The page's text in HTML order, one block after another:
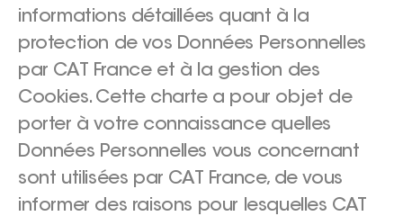
informations détaillées quant à la
protection de vos Données Personnelles
par CAT France et à la gestion des
Cookies. Cette charte a pour objet de
porter à votre connaissance quelles
Données Personnelles vous concernant
sont utilisées par CAT France, de vous
informer des raisons pour lesquelles CAT